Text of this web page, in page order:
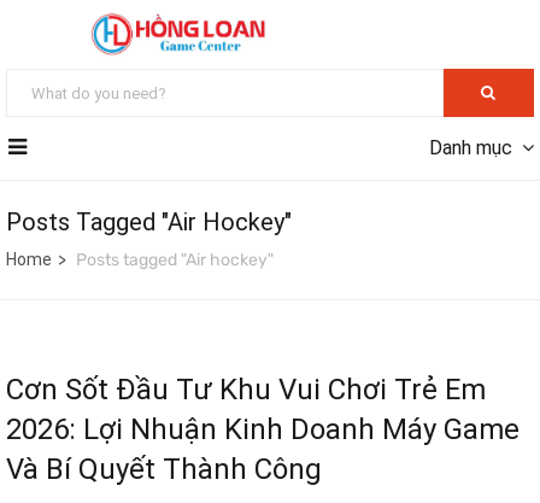
Danh mục
Posts Tagged "Air Hockey"
Home Posts tagged "Air hockey"
Cơn Sốt Đầu Tư Khu Vui Chơi Trẻ Em
2026: Lợi Nhuận Kinh Doanh Máy Game
Và Bí Quyết Thành Công